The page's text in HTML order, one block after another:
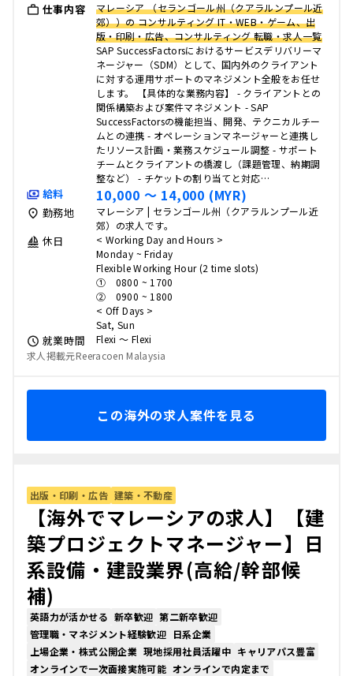
仕事内容
マレーシア （セランゴール州（クアラルンプール近
郊））の コンサルティング IT・WEB・ゲーム、出
版・印刷・広告、コンサルティング 転職・求人一覧
SAP SuccessFactorsにおけるサービスデリバリーマ
ネージャー（SDM）として、国内外のクライアント
に対する運用サポートのマネジメント全般をお任せ
します。 【具体的な業務内容】 - クライアントとの
関係構築および案件マネジメント - SAP
SuccessFactorsの機能担当、開発、テクニカルチー
ムとの連携 - オペレーションマネージャーと連携し
たリソース計画・業務スケジュール調整 - サポート
チームとクライアントの橋渡し（課題管理、納期調
整など） - チケットの割り当てと対応…
給料 10,000 〜 14,000 (MYR)
勤務地
マレーシア | セランゴール州（クアラルンプール近
郊）の求人です。
休日
< Working Day and Hours >
Monday ~ Friday
Flexible Working Hour (2 time slots)
① 0800 ~ 1700
② 0900 ~ 1800
< Off Days >
Sat, Sun
就業時間
Flexi 〜 Flexi
求人掲載元Reeracoen Malaysia
この海外の求人案件を見る
出版・印刷・広告 建築・不動産
【海外でマレーシアの求人】【建
築プロジェクトマネージャー】日
系設備・建設業界(高給/幹部候
補)
英語力が活かせる 新卒歓迎 第二新卒歓迎
管理職・マネジメント経験歓迎 日系企業
上場企業・株式公開企業 現地採用社員活躍中 キャリアパス豊富
オンラインで一次面接実施可能 オンラインで内定まで